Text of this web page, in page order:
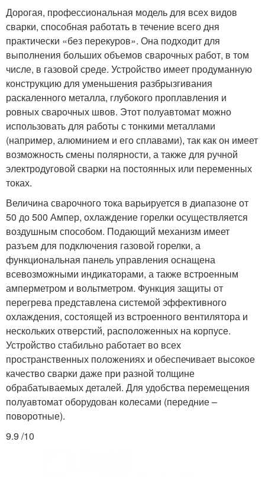
Дорогая, профессиональная модель для всех видов
сварки, способная работать в течение всего дня
практически «без перекуров». Она подходит для
выполнения больших объемов сварочных работ, в том
числе, в газовой среде. Устройство имеет продуманную
конструкцию для уменьшения разбрызгивания
раскаленного металла, глубокого проплавления и
ровных сварочных швов. Этот полуавтомат можно
использовать для работы с тонкими металлами
(например, алюминием и его сплавами), так как он имеет
возможность смены полярности, а также для ручной
электродуговой сварки на постоянных или переменных
токах.
Величина сварочного тока варьируется в диапазоне от
50 до 500 Ампер, охлаждение горелки осуществляется
воздушным способом. Подающий механизм имеет
разъем для подключения газовой горелки, а
функциональная панель управления оснащена
всевозможными индикаторами, а также встроенным
амперметром и вольтметром. Функция защиты от
перегрева представлена системой эффективного
охлаждения, состоящей из встроенного вентилятора и
нескольких отверстий, расположенных на корпусе.
Устройство стабильно работает во всех
пространственных положениях и обеспечивает высокое
качество сварки даже при разной толщине
обрабатываемых деталей. Для удобства перемещения
полуавтомат оборудован колесами (передние –
поворотные).
9.9 /10